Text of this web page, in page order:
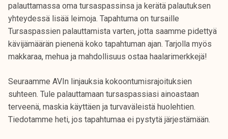
palauttamassa oma tursaspassinsa ja kerätä palautuksen
yhteydessä lisää leimoja. Tapahtuma on tursaille
Tursaspassien palauttamista varten, jotta saamme pidettyä
kävijämäärän pienenä koko tapahtuman ajan. Tarjolla myös
makkaraa, mehua ja mahdollisuus ostaa haalarimerkkejä!
Seuraamme AVIn linjauksia kokoontumisrajoituksien
suhteen. Tule palauttamaan tursaspassiasi ainoastaan
terveenä, maskia käyttäen ja turvaväleistä huolehtien.
Tiedotamme heti, jos tapahtumaa ei pystytä järjestämään.